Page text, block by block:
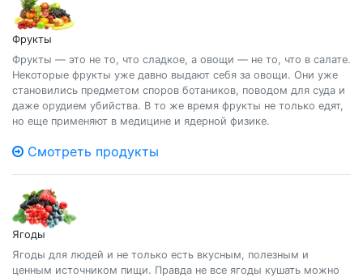
Фрукты
Фрукты — это не то, что сладкое, а овощи — не то, что в салате.
Некоторые фрукты уже давно выдают себя за овощи. Они уже
становились предметом споров ботаников, поводом для суда и
даже орудием убийства. В то же время фрукты не только едят,
но еще применяют в медицине и ядерной физике.
Смотреть продукты
Ягоды
Ягоды для людей и не только есть вкусным, полезным и
ценным источником пищи. Правда не все ягоды кушать можно